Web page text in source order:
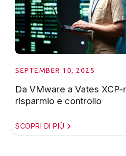
SEPTEMBER 10, 2025
Da VMware a Vates
risparmio e controllo
SCOPRI DI PIÙ